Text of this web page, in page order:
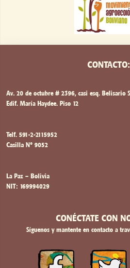
CONTACTO:
Av. 20 de octubre # 2396, casi esq. Belisario
Edif. María Haydee. Piso 12
Telf. 591-2-2115952
Casilla Nº 9052
La Paz – Bolivia
NIT: 169994029
CONÉCTATE CON
Síguenos y mantente en contacto a